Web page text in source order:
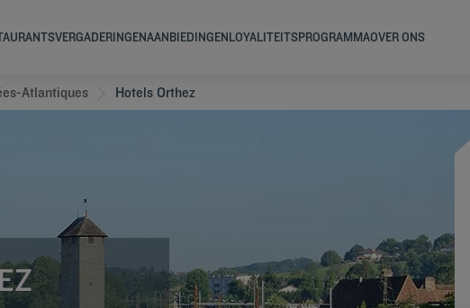
VERGADERINGENAANBIEDINGENLOYALITEITSPROGRAMMAOVER ONS
Atlantiques Hotels Orthez